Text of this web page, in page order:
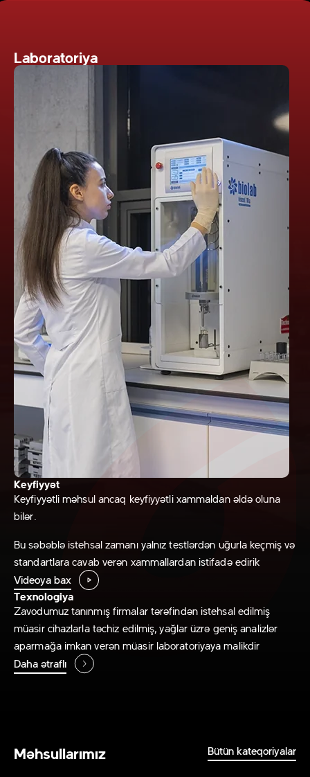
Laboratoriya
Keyfiyyət
Keyfiyyətli məhsulancaq keyfiyyətli xammaldan əldə oluna
bilər.
Bu səbəblə istehsal zamanı yalnız testlərdən uğurla keçmiş və
standartlara cavab verən xammallardan istifadə edirik
Videoya bax
Texnologiya
Zavodumuz tanınmış firmalar tərəfindən istehsal edilmiş
müasir cihazlarla təchiz edilmiş, yağlar üzrə geniş analizlər
aparmağa imkan verən müasir laboratoriyaya malikdir
Daha ətraflı
Məhsullarımız Bütün kateqoriyalar